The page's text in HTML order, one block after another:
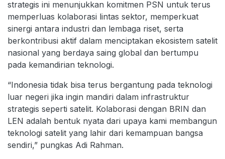
strategis ini menunjukkan komitmen PSN untuk terus
memperluas kolaborasi lintas sektor, memperkuat
sinergi antara industri dan lembaga riset, serta
berkontribusi aktif dalam menciptakan ekosistem satelit
nasional yang berdaya saing global dan bertumpu
pada kemandirian teknologi.
“Indonesia tidak bisa terus bergantung pada teknologi
luar negeri jika ingin mandiri dalam infrastruktur
strategis seperti satelit. Kolaborasi dengan BRIN dan
LEN adalah bentuk nyata dari upaya kami membangun
teknologi satelit yang lahir dari kemampuan bangsa
sendiri,” pungkas Adi Rahman.